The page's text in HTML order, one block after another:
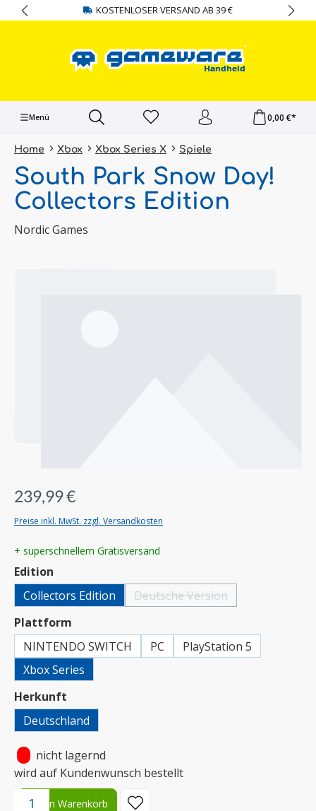
springen KOSTENLOSER VERSAND AB 39 €
Menü 0,00 €*
Home Xbox Xbox Series X Spiele
South Park Snow Day!
Collectors Edition
Nordic Games
239,99 €
Preise inkl. MwSt. zzgl. Versandkosten
+ superschnellem Gratisversand
Edition
Collectors Edition
Deutsche Version(Diese Option ist zurzeit nicht
Plattform
NINTENDO SWITCH
PC
PlayStation 5
Xbox Series
Herkunft
Deutschland
nicht lagernd
wird auf Kundenwunsch bestellt
Produkt Anzahl: Gib den gewünschten Wert ein oder benutze
In den Warenkorb